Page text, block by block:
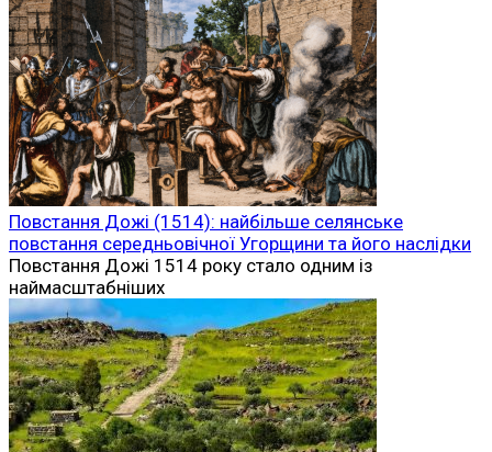
Повстання Дожі (1514): найбільше селянське
повстання середньовічної Угорщини та його наслідки
Повстання Дожі 1514 року стало одним із
наймасштабніших